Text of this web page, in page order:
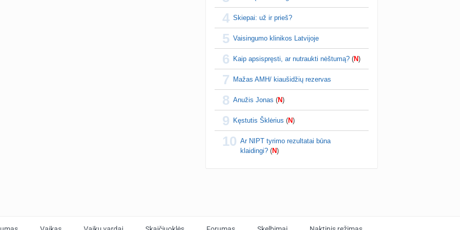
4 Skiepai: už ir prieš?
5 Vaisingumo klinikos Latvijoje
6 Kaip apsispręsti, ar nutraukti nėštumą? (N)
7 Mažas AMH/ kiaušidžių rezervas
8 Anužis Jonas (N)
9 Kęstutis Šklėrius (N)
10 Ar NIPT tyrimo rezultatai būna
klaidingi? (N)